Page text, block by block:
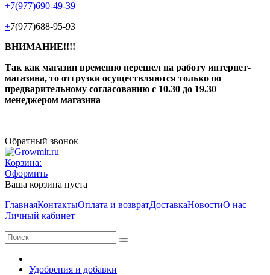
+7(977)690-49-39
+7(977)688-95-93
ВНИМАНИЕ!!!!
Так как магазин временно перешел на работу интернет-
магазина, то отгрузки осуществляются только по
предварительному согласованию с 10.30 до 19.30
менеджером магазина
Обратный звонок
Корзина:
Оформить
Ваша корзина пуста
ГлавнаяКонтактыОплата и возвратДоставкаНовостиО нас
Личный кабинет
Удобрения и добавки